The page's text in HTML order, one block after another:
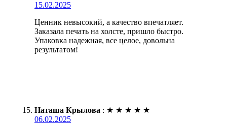
15.02.2025
Ценник невысокий, а качество впечатляет.
Заказала печать на холсте, пришло быстро.
Упаковка надежная, все целое, довольна
результатом!
Наташа Крылова : ★ ★ ★ ★ ★
06.02.2025